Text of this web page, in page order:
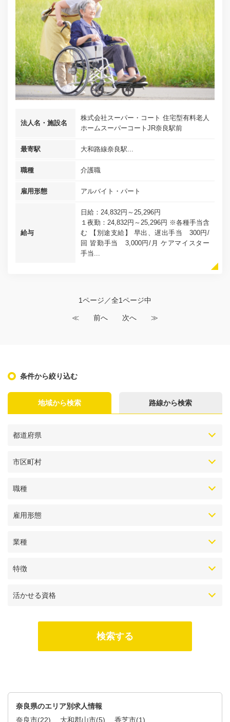
法人名・施設名
株式会社スーパー・コート 住宅型有料老人
ホームスーパーコートJR奈良駅前
最寄駅 大和路線奈良駅...
職種 介護職
雇用形態 アルバイト・パート
給与
日給：24,832円～25,296円
１夜勤：24,832円～25,296円 ※各種手当含
む 【別途支給】 早出、遅出手当 300円/
回 皆勤手当 3,000円/月 ケアマイスター
手当...
1ページ／全1ページ中
≪ 前へ 次へ ≫
条件から絞り込む
地域から検索 路線から検索
都道府県
市区町村
職種
雇用形態
業種
特徴
活かせる資格
奈良県のエリア別求人情報
奈良市(22) 大和郡山市(5) 香芝市(1)